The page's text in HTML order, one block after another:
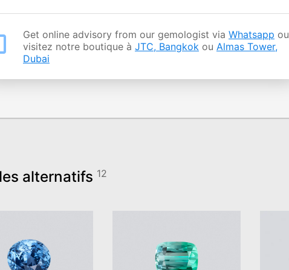
Get online advisory from our gemologist via Whatsapp ou
visitez notre boutique à JTC, Bangkok ou Almas Tower,
Dubai
alternatifs 12